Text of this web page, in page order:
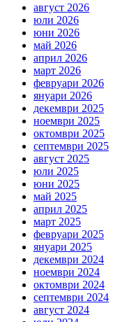
август 2026
юли 2026
юни 2026
май 2026
април 2026
март 2026
февруари 2026
януари 2026
декември 2025
ноември 2025
октомври 2025
септември 2025
август 2025
юли 2025
юни 2025
май 2025
април 2025
март 2025
февруари 2025
януари 2025
декември 2024
ноември 2024
октомври 2024
септември 2024
август 2024